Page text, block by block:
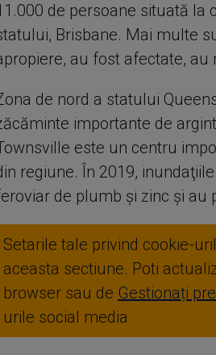
de persoane situată la
Brisbane. Mai multe
au fost afectate,
de nord a statului
importante de
este un centru
regiune. În 2019,
de plumb şi zinc şi au
Setarile tale privind cookie-
aceasta sectiune. Poti
browser sau de Gestionați
urile social media